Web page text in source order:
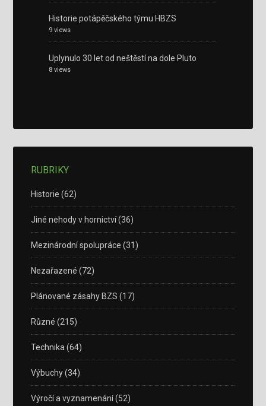
Historie potápěčského týmu HBZS
9 views
Uplynulo 30 let od neštěstí na dole Pluto
8 views
RUBRIKY
Historie (62)
Jiné nehody v hornictví(36)
Mezinárodní spolupráce (31)
Nezařazené (72)
Plánované zásahy BZS (17)
Různé (215)
Technika (64)
Výbuchy(34)
Výročí a vyznamenání(52)